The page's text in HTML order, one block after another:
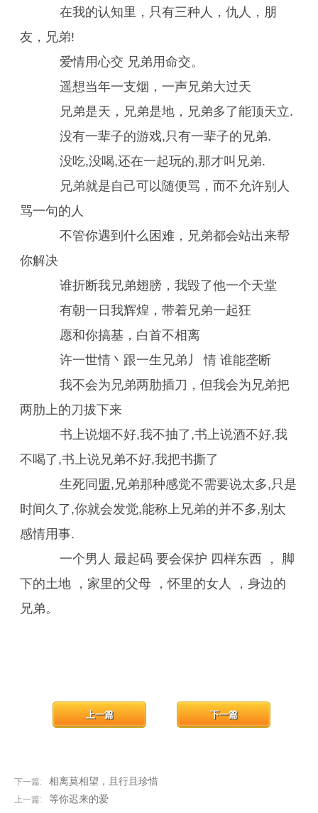
在我的认知里，只有三种人，仇人，朋
友，兄弟!
爱情用心交 兄弟用命交。
遥想当年一支烟，一声兄弟大过天
兄弟是天，兄弟是地，兄弟多了能顶天立.
没有一辈子的游戏,只有一辈子的兄弟.
没吃,没喝,还在一起玩的,那才叫兄弟.
兄弟就是自己可以随便骂，而不允许别人
骂一句的人
不管你遇到什么困难，兄弟都会站出来帮
你解决
谁折断我兄弟翅膀，我毁了他一个天堂
有朝一日我辉煌，带着兄弟一起狂
愿和你搞基，白首不相离
许一世情丶跟一生兄弟丿 情 谁能垄断
我不会为兄弟两肋插刀，但我会为兄弟把
两肋上的刀拔下来
书上说烟不好,我不抽了,书上说酒不好,我
不喝了,书上说兄弟不好,我把书撕了
生死同盟,兄弟那种感觉不需要说太多,只是
时间久了,你就会发觉,能称上兄弟的并不多,别太
感情用事.
一个男人 最起码 要会保护 四样东西 ， 脚
下的土地 ，家里的父母 ，怀里的女人 ，身边的
兄弟。
下一篇: 相离莫相望，且行且珍惜
下一篇
上一篇: 等你迟来的爱
上一篇